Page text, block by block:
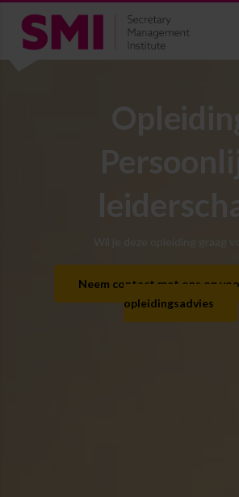
Wil je deze opleiding graag
Neem contact met ons op
opleidingsadvies